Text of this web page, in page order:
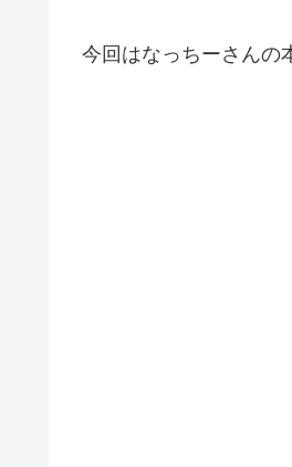
今回はなっちーさんの